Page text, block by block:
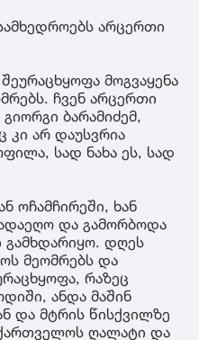
არცერთი
მოგვაყენა
ჩვენ არცერთი
ბარამიძემ,
კი არ დაუსვრია
სად ნახა ეს, სად
ოჩამჩირეში, ხან
და გამორბოდა
დღეს
მეომრებს და
რაზეც
ანდა მაშინ
და მტრის წისქვილზე
ღალატი და